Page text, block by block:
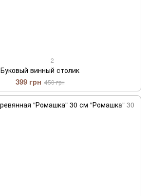
2
Буковый винный столик
399 грн 450 грн